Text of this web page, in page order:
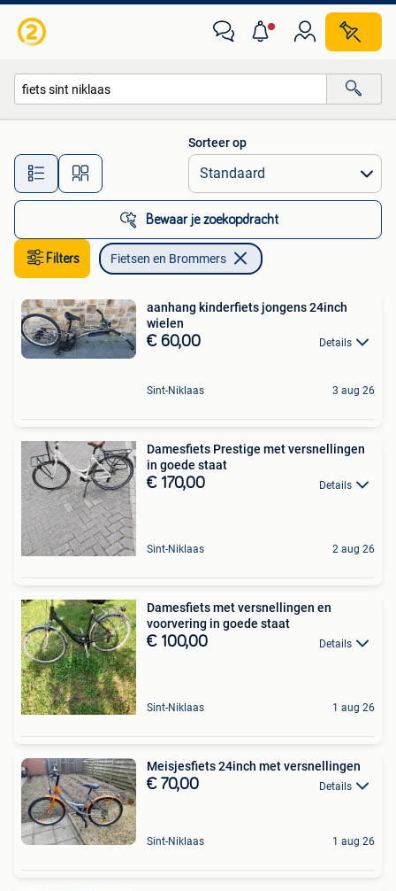
Alle afstanden…
Sorteer op
Bewaar je zoekopdracht
Filters Fietsen en Brommers
aanhang kinderfiets jongens 24inch
wielen
€ 60,00 Details
Sint-Niklaas 3 aug 26
Damesfiets Prestige met versnellingen
in goede staat
€ 170,00 Details
Sint-Niklaas 2 aug 26
Damesfiets met versnellingen en
voorvering in goede staat
€ 100,00 Details
Sint-Niklaas 1 aug 26
Meisjesfiets 24inch met versnellingen
€ 70,00 Details
Sint-Niklaas 1 aug 26